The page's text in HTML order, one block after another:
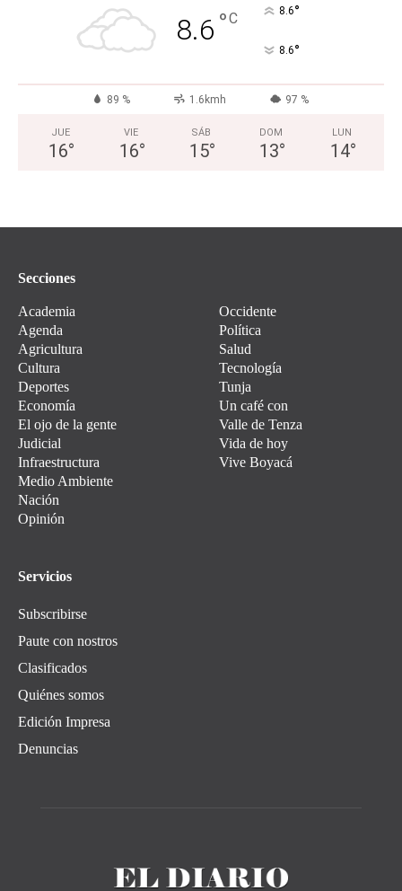
8.6 °C 8.6°
8.6°
89 % 1.6kmh 97 %
JUE
16°
VIE
16°
SÁB
15°
DOM
13°
LUN
14°
Secciones
Academia
Agenda
Agricultura
Cultura
Deportes
Economía
El ojo de la gente
Judicial
Infraestructura
Medio Ambiente
Nación
Opinión
Occidente
Política
Salud
Tecnología
Tunja
Un café con
Valle de Tenza
Vida de hoy
Vive Boyacá
Servicios
Subscribirse
Paute con nostros
Clasificados
Quiénes somos
Edición Impresa
Denuncias